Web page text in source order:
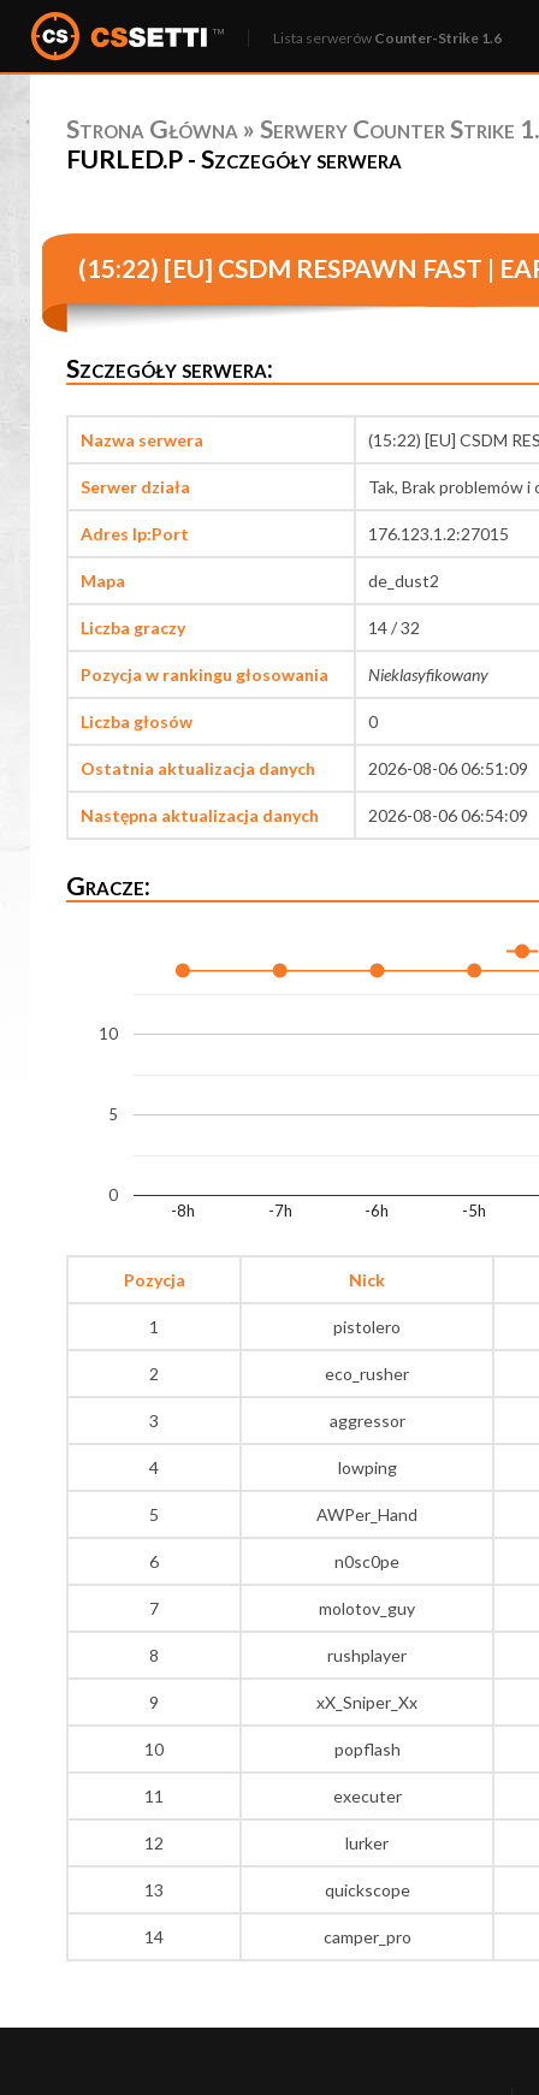
Lista serwerów Counter-Strike 1.6
Strona Główna » Serwery Counter Strike
FURLED.P - Szczegóły serwera
(15:22) [EU] CSDM RESPAWN FAST |
Szczegóły serwera:
Nazwa serwera (15:22) [EU] CSDM
Serwer działa Tak, Brak problemów i
Adres Ip:Port 176.123.1.2:27015
Mapa de_dust2
Liczba graczy 14 / 32
Pozycja w rankingu głosowania Nieklasyfikowany
Liczba głosów 0
Ostatnia aktualizacja danych 2026-08-06 06:51:09
Następna aktualizacja danych 2026-08-06 06:54:09
Gracze:
-8h -7h -6h -5h
0
5
10
Pozycja Nick
1 pistolero
2 eco_rusher
3 aggressor
4 lowping
5 AWPer_Hand
6 n0sc0pe
7 molotov_guy
8 rushplayer
9 xX_Sniper_Xx
10 popflash
11 executer
12 lurker
13 quickscope
14 camper_pro